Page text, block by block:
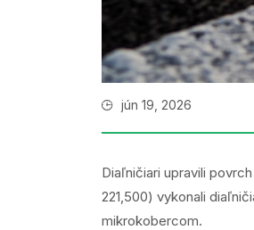
jún 19, 2026
Diaľničiari upravili
221,500) vykonali
mikrokobercom.